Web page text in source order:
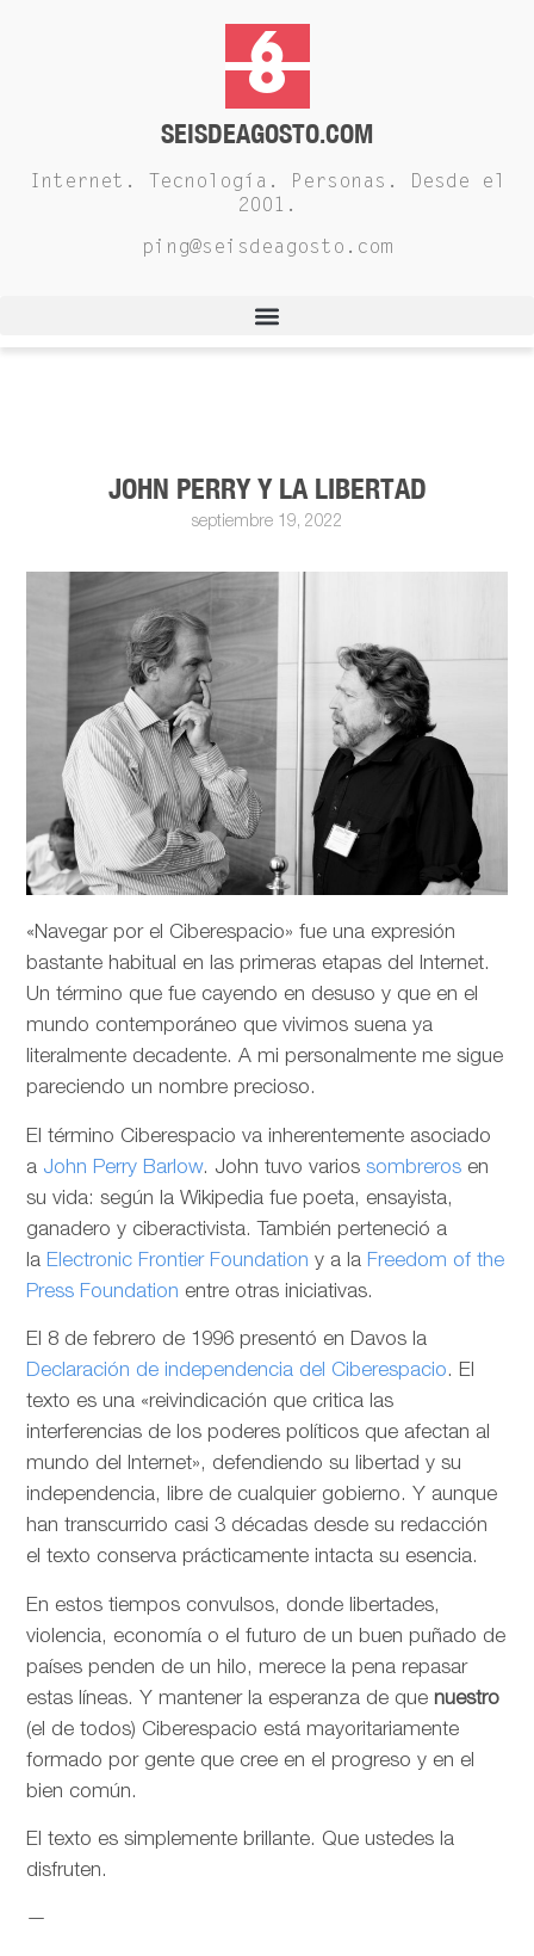
SEISDEAGOSTO.COM
Internet. Tecnología. Personas. Desde el
2001.
ping@seisdeagosto.com
JOHN PERRY Y LA LIBERTAD
septiembre 19, 2022
«Navegar por el Ciberespacio» fue una expresión
bastante habitual en las primeras etapas del Internet.
Un término que fue cayendo en desuso y que en el
mundo contemporáneo que vivimos suena ya
literalmente decadente. A mi personalmente me sigue
pareciendo un nombre precioso.
El término Ciberespacio va inherentemente asociado
a John Perry Barlow. John tuvo variossombreros en
su vida: según la Wikipedia fue poeta, ensayista,
ganadero y ciberactivista. También perteneció a
la Electronic Frontier Foundation y a la Freedom of the
Press Foundation entre otras iniciativas.
El 8 de febrero de 1996 presentó en Davos la
Declaración de independencia del Ciberespacio. El
texto es una «reivindicación que critica las
interferencias de los poderes políticos que afectan al
mundo del Internet», defendiendo su libertad y su
independencia, libre de cualquier gobierno. Y aunque
han transcurrido casi 3 décadas desde su redacción
el texto conserva prácticamente intacta su esencia.
En estos tiempos convulsos, donde libertades,
violencia, economía o el futuro de un buen puñado de
países penden de un hilo, merece la pena repasar
estas líneas. Y mantener la esperanza de que nuestro
(el de todos) Ciberespacio está mayoritariamente
formado por gente que cree en el progreso y en el
bien común.
El texto es simplemente brillante. Que ustedes la
disfruten.
—